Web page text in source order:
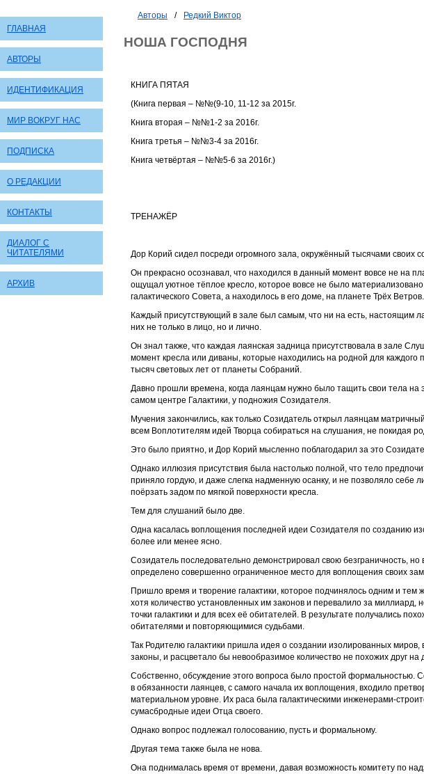
ГЛАВНАЯ
АВТОРЫ
ИДЕНТИФИКАЦИЯ
МИР ВОКРУГ НАС
ПОДПИСКА
О РЕДАКЦИИ
КОНТАКТЫ
ДИАЛОГ С
ЧИТАТЕЛЯМИ
АРХИВ
Авторы / Редкий Виктор
НОША ГОСПОДНЯ
КНИГА ПЯТАЯ
(Книга первая – №№(9-10, 11-12 за 2015г.
Книга вторая – №№1-2 за 2016г.
Книга третья – №№3-4 за 2016г.
Книга четвёртая – №№5-6 за 2016г.)
ТРЕНАЖЁР
Дор Корий сидел посреди огромного зала, окружённый тысячами своих
Он прекрасно осознавал, что находился в данный момент вовсе не на
ощущал уютное тёплое кресло, которое вовсе не было
галактического Совета, а находилось в его доме, на планете Трёх Ветров.
Каждый присутствующий в зале был самым, что ни на есть, настоящим
них не только в лицо, но и лично.
Он знал также, что каждая лаянская задница присутствовала в зале
момент кресла или диваны, которые находились на родной для каждого
тысяч световых лет от планеты Собраний.
Давно прошли времена, когда лаянцам нужно было тащить свои тела на
самом центре Галактики, у подножия Созидателя.
Мучения закончились, как только Созидатель открыл лаянцам
всем Воплотителям идей Творца собираться на слушания, не покидая
Это было приятно, и Дор Корий мысленно поблагодарил за это
Однако иллюзия присутствия была настолько полной, что тело
приняло гордую, и даже слегка надменную осанку, и не позволяло себе
поёрзать задом по мягкой поверхности кресла.
Тем для слушаний было две.
Одна касалась воплощения последней идеи Созидателя по созданию
более или менее ясно.
Созидатель последовательно демонстрировал свою безграничность,
определено совершенно ограниченное место для воплощения своих
Пришло время и творение галактики, которое подчинялось одним и
хотя количество установленных им законов и перевалило за миллиард,
точки галактики и для всех её обитателей. В результате получались
обитателями и повторяющимися судьбами.
Так Родителю галактики пришла идея о создании изолированных
законы, и расцветало бы невообразимое количество не похожих друг на
Собственно, обсуждение этого вопроса было простой формальностью.
в обязанности лаянцев, с самого начала их воплощения, входило
материальном уровне. Их раса была галактическими инженерами-
сумасбродные идеи Отца своего.
Однако вопрос подлежал голосованию, пусть и формальному.
Другая тема также была не нова.
Она поднималась время от времени, давая возможность комитету по